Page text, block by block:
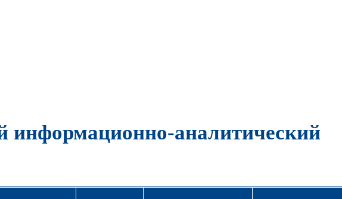
информационно-аналитический